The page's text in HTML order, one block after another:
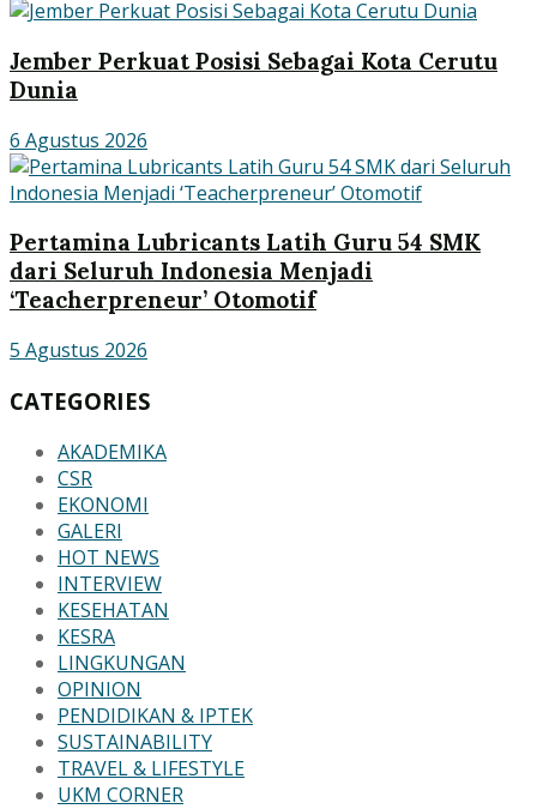
Jember Perkuat Posisi Sebagai Kota Cerutu
Dunia
6 Agustus 2026
Pertamina Lubricants Latih Guru 54 SMK
dari Seluruh Indonesia Menjadi
‘Teacherpreneur’ Otomotif
5 Agustus 2026
CATEGORIES
AKADEMIKA
CSR
EKONOMI
GALERI
HOT NEWS
INTERVIEW
KESEHATAN
KESRA
LINGKUNGAN
OPINION
PENDIDIKAN & IPTEK
SUSTAINABILITY
TRAVEL & LIFESTYLE
UKM CORNER